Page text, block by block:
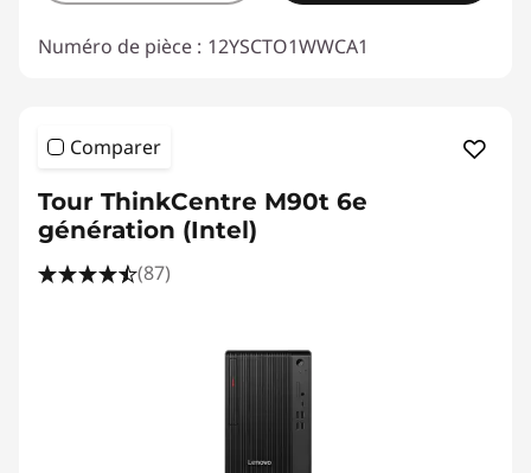
Numéro de pièce : 12YSCTO1WWCA1
Comparer
Tour ThinkCentre M90t 6e
génération (Intel)
(87)